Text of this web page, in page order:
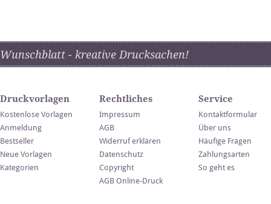
Wunschblatt - kreative Drucksachen!
Druckvorlagen
Kostenlose Vorlagen
Anmeldung
Bestseller
Neue Vorlagen
Kategorien
Rechtliches
Impressum
AGB
Widerruf erklären
Datenschutz
Copyright
AGB Online-Druck
Service
Kontaktformular
Über uns
Häufige Fragen
Zahlungsarten
So geht es